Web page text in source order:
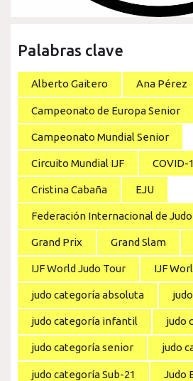
Palabras clave
Alberto Gaitero Ana Pérez
Campeonato de Europa Senior
Campeonato Mundial Senior
Circuito Mundial IJF COVID-
Cristina Cabaña EJU
Federación Internacional de Judo
Grand Prix Grand Slam
IJF World Judo Tour IJF
judo categoría absoluta
judo categoría infantil judo
judo categoría senior judo
judo categoría Sub-21 Judo